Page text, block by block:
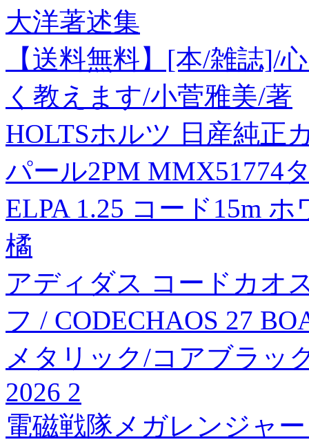
大洋著述集
【送料無料】[本/雑誌]/
く教えます/小菅雅美/著
HOLTSホルツ 日産純正
パール2PM MMX51774
ELPA 1.25 コード15m
橘
アディダス コードカオ
フ / CODECHAOS 27
メタリック/コアブラッ
2026 2
電磁戦隊メガレンジャ